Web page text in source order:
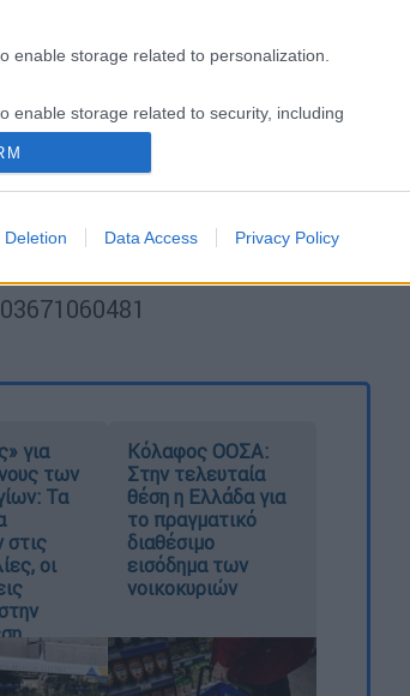
enable storage related to personalization.
enable storage related to security, including
and fraud prevention, and other user protection.
Deletion Data Access Privacy Policy
για
των
Τα
στις
οι
Κόλαφος ΟΟΣΑ:
Στην τελευταία
θέση η Ελλάδα για
το πραγματικό
διαθέσιμο
εισόδημα των
νοικοκυριών